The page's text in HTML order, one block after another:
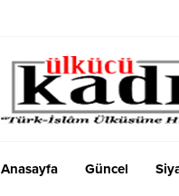
Anasayfa Güncel